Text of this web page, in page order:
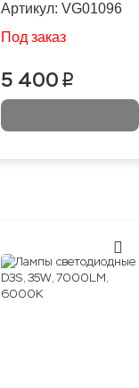
Артикул:VG01096
Под заказ
5 400 p